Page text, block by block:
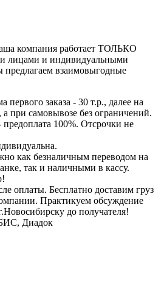
компания работает ТОЛЬКО
и индивидуальными
взаимовыгодные
заказа - 30 т.р., далее на
а при самовывозе без ограничений.
предоплата 100%. Отсрочки не
как безналичным переводом на
так и наличными в кассу.
оплаты. Бесплатно доставим груз
Практикуем обсуждение
до получателя!
Диадок